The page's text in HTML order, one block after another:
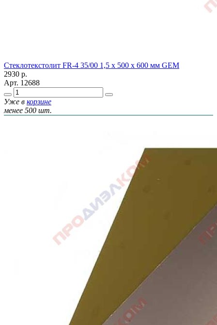
Стеклотекстолит FR-4 35/00 1,5 х 500 х 600 мм GEM
2930 р.
Арт. 12688
Уже в корзине
менее 500 шт.